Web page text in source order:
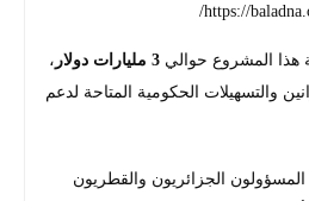
https://
هذا المشروع حوالي
،
والتسهيلات الحكومية المتاحة لدعم
المسؤولون الجزائريون والقطريون